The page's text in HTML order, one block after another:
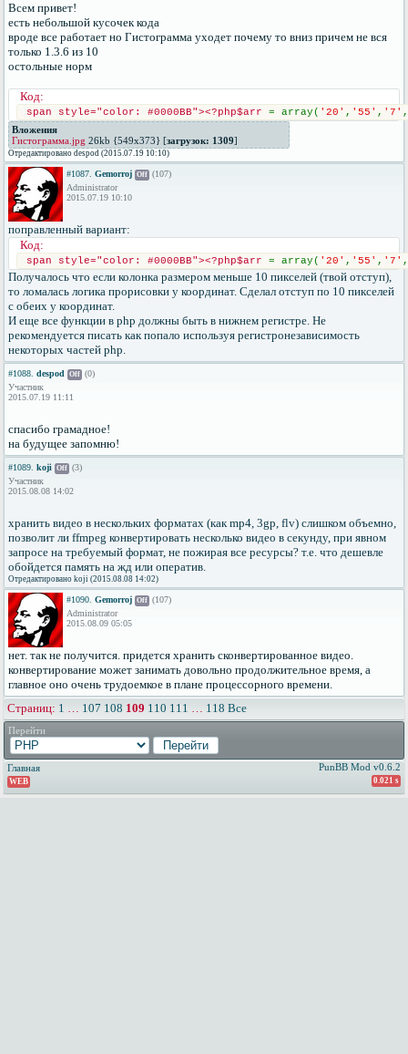
Всем привет!
есть небольшой кусочек кода
вроде все работает но Гистограмма уходет почему то вниз причем не вся
только 1.3.6 из 10
остольные норм
Код:
span style="color: #0000BB"><?php$arr = array( '20' , '55' , '7' ,
Вложения
Гистограмма.jpg 26kb {549x373} [загрузок: 1309]
Отредактировано despod (2015.07.19 10:10)
#1087. Gemorroj Off (107)
Administrator
2015.07.19 10:10
поправленный вариант:
Код:
span style="color: #0000BB"><?php$arr = array( '20' , '55' , '7' ,
Получалось что если колонка размером меньше 10 пикселей (твой отступ),
то ломалась логика прорисовки y координат. Сделал отступ по 10 пикселей
с обеих y координат.
И еще все функции в php должны быть в нижнем регистре. Не
рекомендуется писать как попало используя регистронезависимость
некоторых частей php.
#1088. despod Off (0)
Участник
2015.07.19 11:11
спасибо грамадное!
на будущее запомню!
#1089. koji Off (3)
Участник
2015.08.08 14:02
хранить видео в нескольких форматах (как mp4, 3gp, flv) слишком объемно,
позволит ли ffmpeg конвертировать несколько видео в секунду, при явном
запросе на требуемый формат, не пожирая все ресурсы? т.е. что дешевле
обойдется память на жд или оператив.
Отредактировано koji (2015.08.08 14:02)
#1090. Gemorroj Off (107)
Administrator
2015.08.09 05:05
нет. так не получится. придется хранить сконвертированное видео.
конвертирование может занимать довольно продолжительное время, а
главное оно очень трудоемкое в плане процессорного времени.
Страниц: 1 … 107 108 109 110 111 … 118 Все
Перейти
Главная
WEB
PunBB Mod v0.6.2
0.021 s